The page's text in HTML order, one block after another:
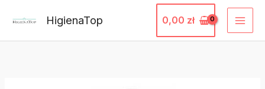
treści
HigienaTop 0,00 zł